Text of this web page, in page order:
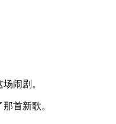
闹剧。
首新歌。